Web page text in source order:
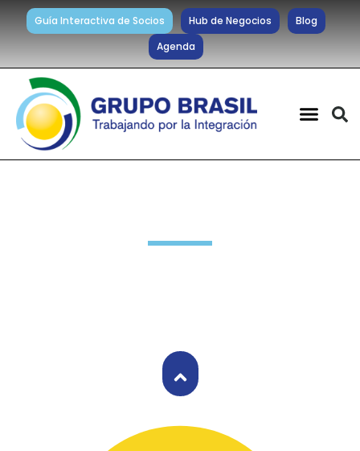
Guía Interactiva de Socios Hub de Negocios
Blog
Agenda